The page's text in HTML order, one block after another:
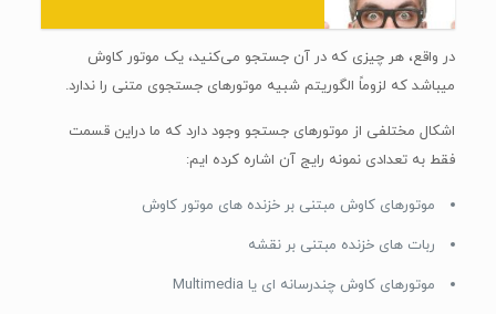
در واقع، هر چیزی که در آن جستجو می‌کنید، یک موتور کاوش
میباشد که لزوماً الگوریتم شبیه موتورهای جستجوی متنی را ندارد.
اشکال مختلفی از موتورهای جستجو وجود دارد که ما در‌این قسمت
فقط به تعدادی نمونه رایج آن اشاره کرده ایم:
موتورهای کاوش مبتنی بر خزنده های موتور کاوش
ربات های خزنده مبتنی بر نقشه
موتورهای کاوش چندرسانه ای یا Multimedia